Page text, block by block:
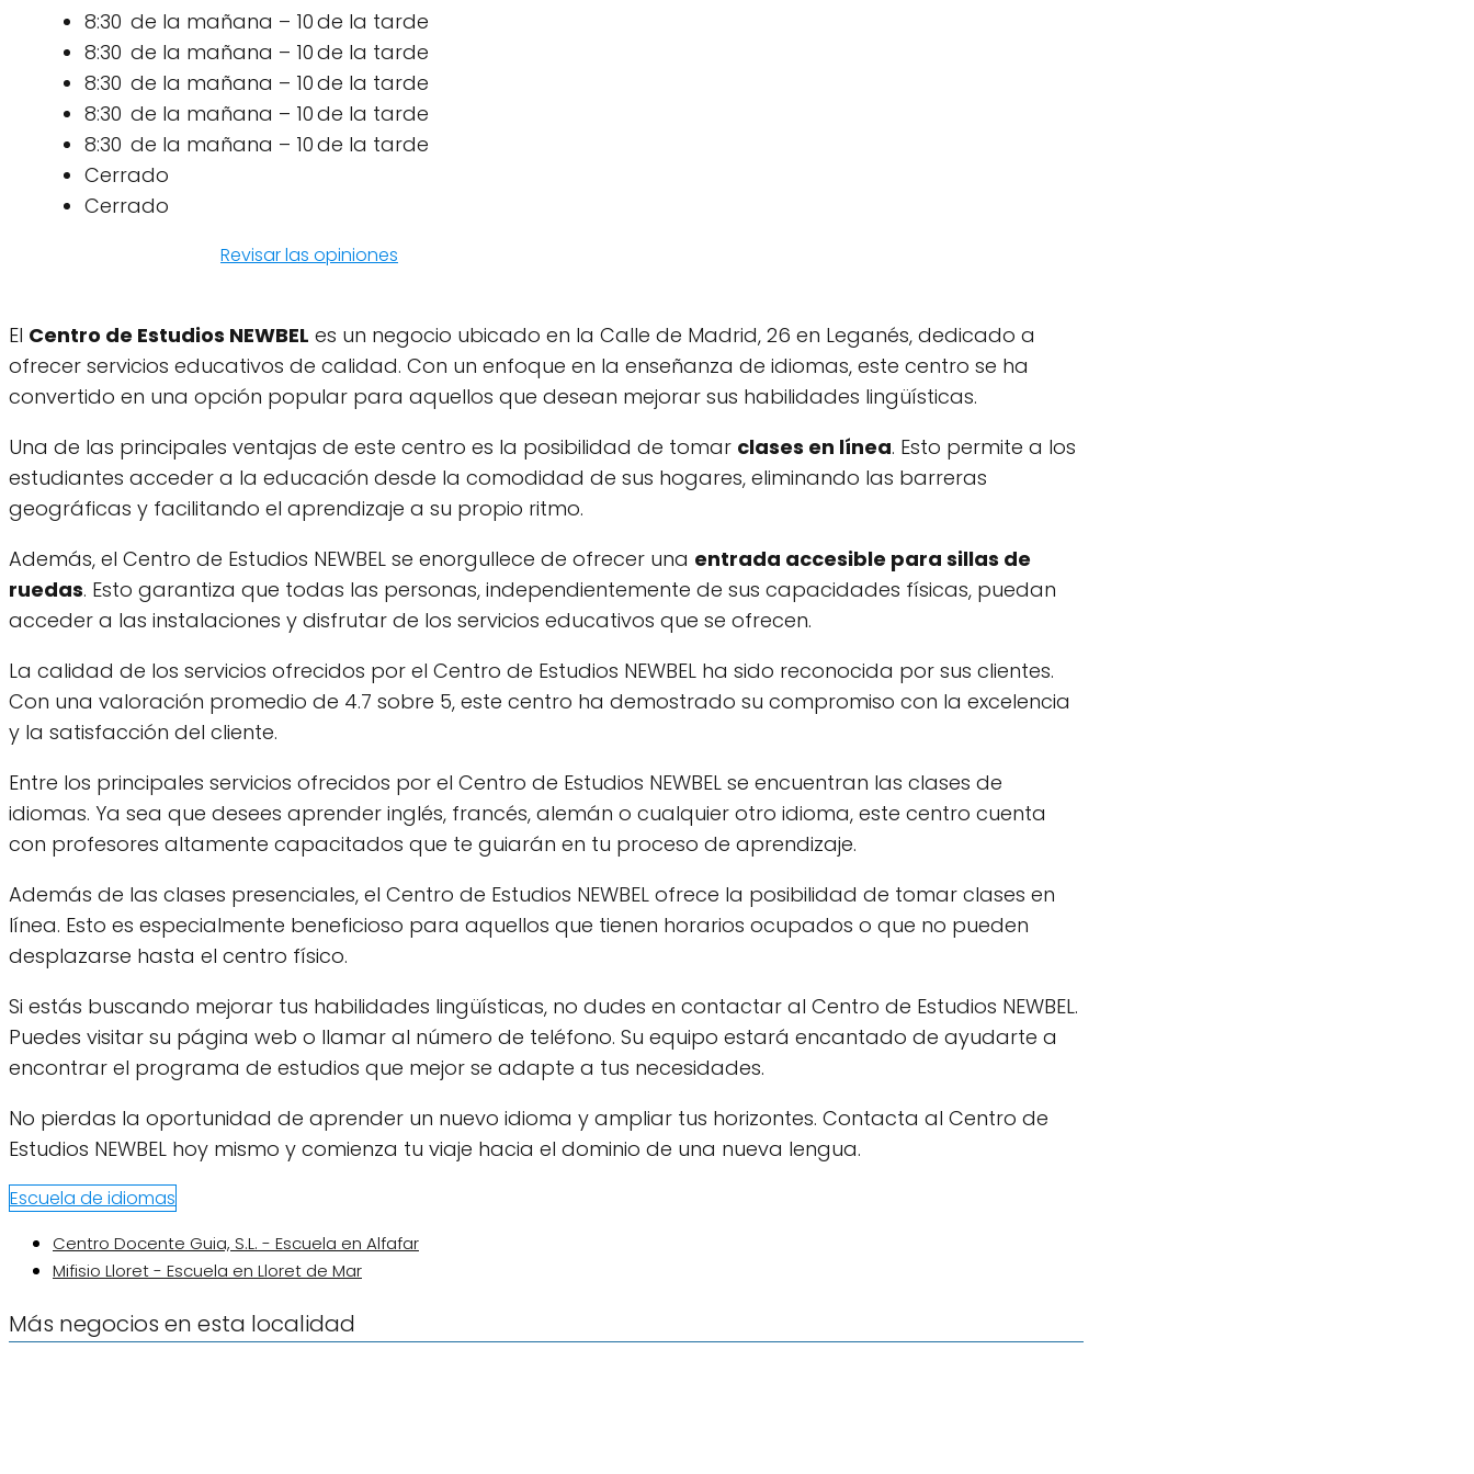
8:30 de la mañana – 10 de la tarde
8:30 de la mañana – 10 de la tarde
8:30 de la mañana – 10 de la tarde
8:30 de la mañana – 10 de la tarde
8:30 de la mañana – 10 de la tarde
Cerrado
Cerrado
Revisar las opiniones
El Centro de Estudios NEWBEL es un negocio ubicado en la Calle de Madrid, 26 en Leganés, dedicado a
ofrecer servicios educativos de calidad. Con un enfoque en la enseñanza de idiomas, este centro se ha
convertido en una opción popular para aquellos que desean mejorar sus habilidades lingüísticas.
Una de las principales ventajas de este centro es la posibilidad de tomar clases en línea. Esto permite a los
estudiantes acceder a la educación desde la comodidad de sus hogares, eliminando las barreras
geográficas y facilitando el aprendizaje a su propio ritmo.
Además, el Centro de Estudios NEWBEL se enorgullece de ofrecer una entrada accesible para sillas de
ruedas. Esto garantiza que todas las personas, independientemente de sus capacidades físicas, puedan
acceder a las instalaciones y disfrutar de los servicios educativos que se ofrecen.
La calidad de los servicios ofrecidos por el Centro de Estudios NEWBEL ha sido reconocida por sus clientes.
Con una valoración promedio de 4.7 sobre 5, este centro ha demostrado su compromiso con la excelencia
y la satisfacción del cliente.
Entre los principales servicios ofrecidos por el Centro de Estudios NEWBEL se encuentran las clases de
idiomas. Ya sea que desees aprender inglés, francés, alemán o cualquier otro idioma, este centro cuenta
con profesores altamente capacitados que te guiarán en tu proceso de aprendizaje.
Además de las clases presenciales, el Centro de Estudios NEWBEL ofrece la posibilidad de tomar clases en
línea. Esto es especialmente beneficioso para aquellos que tienen horarios ocupados o que no pueden
desplazarse hasta el centro físico.
Si estás buscando mejorar tus habilidades lingüísticas, no dudes en contactar al Centro de Estudios NEWBEL.
Puedes visitar su página web o llamar al número de teléfono. Su equipo estará encantado de ayudarte a
encontrar el programa de estudios que mejor se adapte a tus necesidades.
No pierdas la oportunidad de aprender un nuevo idioma y ampliar tus horizontes. Contacta al Centro de
Estudios NEWBEL hoy mismo y comienza tu viaje hacia el dominio de una nueva lengua.
Escuela de idiomas
Centro Docente Guia, S.L. - Escuela en Alfafar
Mifisio Lloret - Escuela en Lloret de Mar
Más negocios en esta localidad